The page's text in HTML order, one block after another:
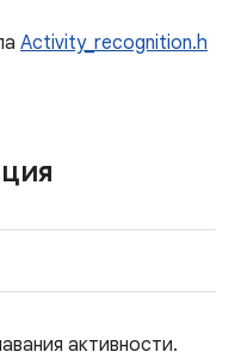
Activity_recognition.h
активности.